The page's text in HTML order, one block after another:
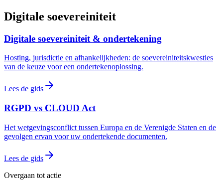
Digitale soevereiniteit
Digitale soevereiniteit & ondertekening
Hosting, jurisdictie en afhankelijkheden: de soevereiniteitskwesties
van de keuze voor een ondertekenoplossing.
Lees de gids
RGPD vs CLOUD Act
Het wetgevingsconflict tussen Europa en de Verenigde Staten en de
gevolgen ervan voor uw ondertekende documenten.
Lees de gids
Overgaan tot actie